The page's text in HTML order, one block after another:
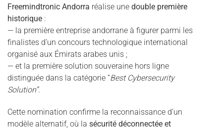
Freemindtronic Andorra réalise une double première
historique :
— la première entreprise andorrane à figurer parmi les
finalistes d’un concours technologique international
organisé aux Émirats arabes unis ;
— et la première solution souveraine hors ligne
distinguée dans la catégorie “Best Cybersecurity
Solution”.
Cette nomination confirme la reconnaissance d’un
modèle alternatif, où la sécurité déconnectée et